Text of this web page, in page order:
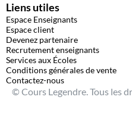
Liens utiles
Espace Enseignants
Espace client
Devenez partenaire
Recrutement enseignants
Services aux Écoles
Conditions générales de vente
Contactez-nous
© Cours Legendre. Tous les